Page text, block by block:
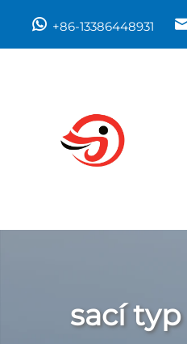
+86-13386448931
sací